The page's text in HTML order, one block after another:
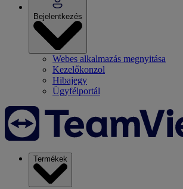
Bejelentkezés
Webes alkalmazás megnyitása
Kezelőkonzol
Hibajegy
Ügyfélportál
Termékek